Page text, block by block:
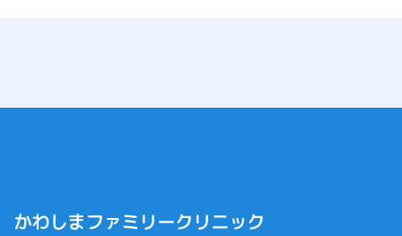
かわしまファミリークリニック